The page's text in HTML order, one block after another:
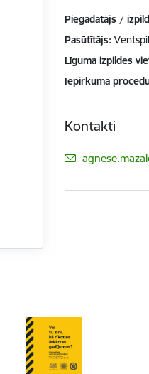
Piegādātājs /
Pasūtītājs
Līguma izpildes
Iepirkuma
Kontakti
E-pasts: